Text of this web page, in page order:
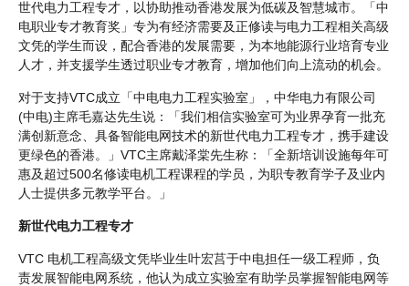
世代电力工程专才，以协助推动香港发展为低碳及智慧城市。「中
电职业专才教育奖」专为有经济需要及正修读与电力工程相关高级
文凭的学生而设，配合香港的发展需要，为本地能源行业培育专业
人才，并支援学生透过职业专才教育，增加他们向上流动的机会。
对于支持VTC成立「中电电力工程实验室」，中华电力有限公司
(中电)主席毛嘉达先生说：「我们相信实验室可为业界孕育一批充
满创新意念、具备智能电网技术的新世代电力工程专才，携手建设
更绿色的香港。」VTC主席戴泽棠先生称：「全新培训设施每年可
惠及超过500名修读电机工程课程的学员，为职专教育学子及业内
人士提供多元教学平台。」
新世代电力工程专才
VTC 电机工程高级文凭毕业生叶宏莒于中电担任一级工程师，负
责发展智能电网系统，他认为成立实验室有助学员掌握智能电网等